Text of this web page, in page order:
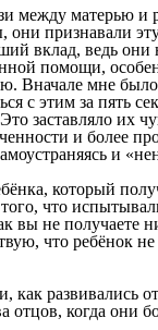
матерью и
признавали
вклад, ведь
помощи,
Вначале мне
с этим за пять
заставляло их
и более
и
который
что
не получаете
что ребёнок
развивались
когда они